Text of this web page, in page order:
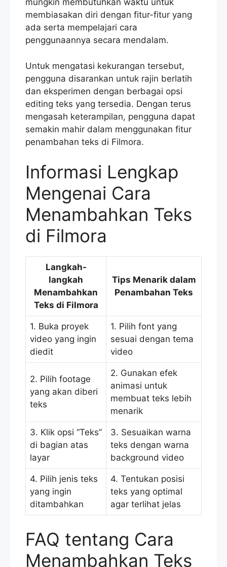
mungkin membutuhkan waktu untuk
membiasakan diri dengan fitur-fitur yang
ada serta mempelajari cara
penggunaannya secara mendalam.
Untuk mengatasi kekurangan tersebut,
pengguna disarankan untuk rajin berlatih
dan eksperimen dengan berbagai opsi
editing teks yang tersedia. Dengan terus
mengasah keterampilan, pengguna dapat
semakin mahir dalam menggunakan fitur
penambahan teks di Filmora.
Informasi Lengkap
Mengenai Cara
Menambahkan Teks
di Filmora
Langkah-
langkah
Menambahkan
Teks di Filmora
Tips Menarik dalam
Penambahan Teks
1. Buka proyek
video yang ingin
diedit
1. Pilih font yang
sesuai dengan tema
video
2. Pilih footage
yang akan diberi
teks
2. Gunakan efek
animasi untuk
membuat teks lebih
menarik
3. Klik opsi “Teks”
di bagian atas
layar
3. Sesuaikan warna
teks dengan warna
background video
4. Pilih jenis teks
yang ingin
ditambahkan
4. Tentukan posisi
teks yang optimal
agar terlihat jelas
FAQ tentang Cara
Menambahkan Teks